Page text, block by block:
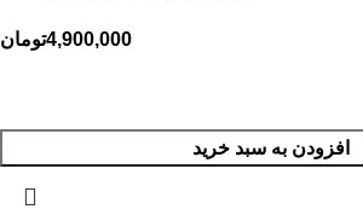
4,900,000تومان
افزودن به سبد خرید